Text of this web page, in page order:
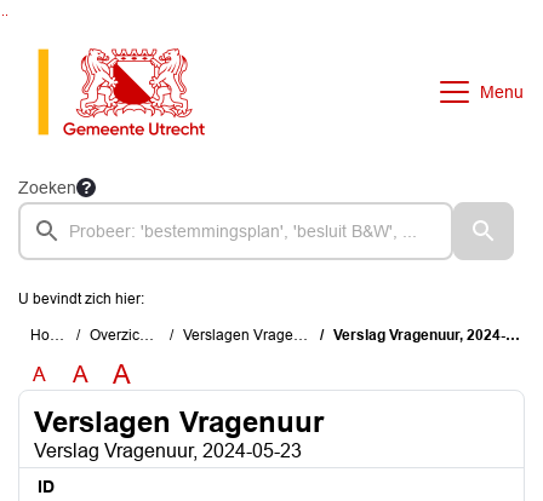
Menu
Zoeken
U bevindt zich hier:
Home Overzichten Verslagen Vragenuur Verslag Vragenuur, 2024-05-23
A A A
Verslagen Vragenuur
Verslag Vragenuur, 2024-05-23
ID